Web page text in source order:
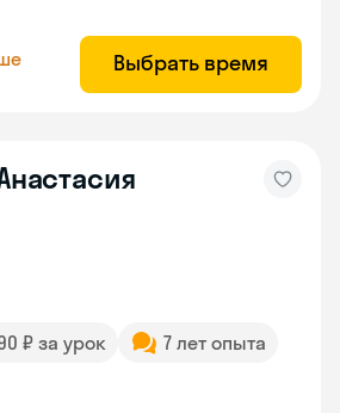
Выбрать время
₽ за урок
7 лет опыта